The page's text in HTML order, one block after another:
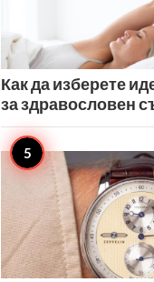
Как да изберете
за здравословен